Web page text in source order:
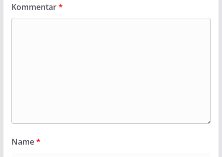
Kommentar*
Name*